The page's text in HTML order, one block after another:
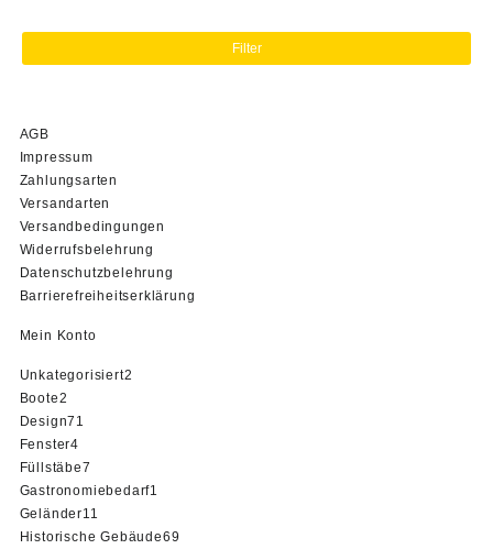
Filter
AGB
Impressum
Zahlungsarten
Versandarten
Versandbedingungen
Widerrufsbelehrung
Datenschutzbelehrung
Barrierefreiheitserklärung
Mein Konto
Unkategorisiert2
Boote2
Produkte
Design71
Fenster44
Produkte
Füllstäbe7
Produkte
Gastronomiebedarf1
Geländer11
Produkte
Historische Gebäude69